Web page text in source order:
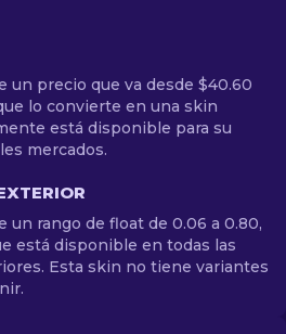
un precio que va desde $40.60
lo convierte en una skin
está disponible para su
mercados.
un rango de float de 0.06 a 0.80,
está disponible en todas las
Esta skin no tiene variantes